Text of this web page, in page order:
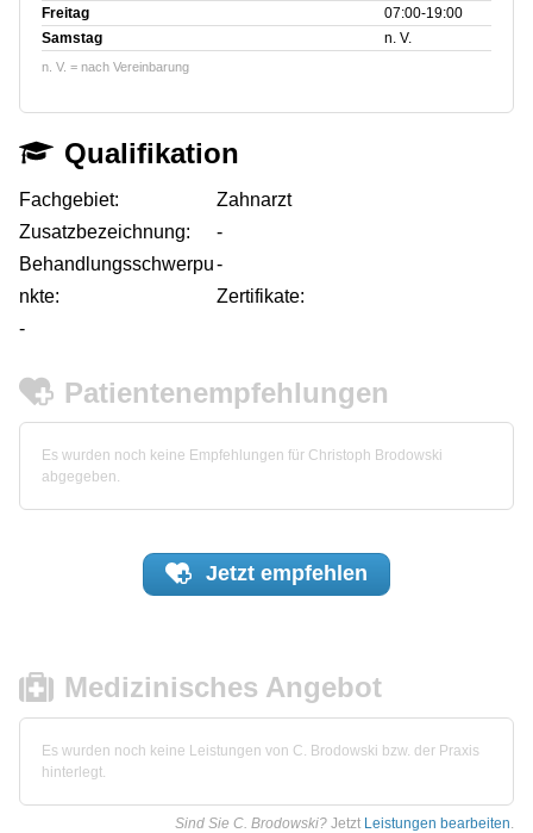
Freitag
07:00‑19:00
Samstag
n. V.
n. V. = nach Vereinbarung
Qualifikation
Fachgebiet:
Zahnarzt
Zusatzbezeichnung:
-
Behandlungsschwerpu
nkte:
-
Zertifikate:
-
Patientenempfehlungen
Es wurden noch keine Empfehlungen für Christoph Brodowski
abgegeben.
Jetzt empfehlen
Medizinisches Angebot
Es wurden noch keine Leistungen von C. Brodowski bzw. der Praxis
hinterlegt.
Sind Sie C. Brodowski? Jetzt Leistungen bearbeiten.